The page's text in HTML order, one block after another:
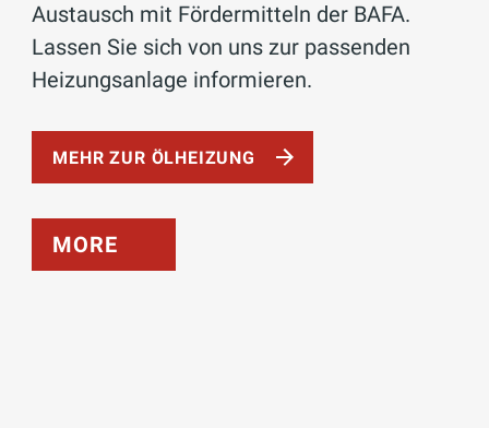
Austausch mit Fördermitteln der BAFA.
Lassen Sie sich von uns zur passenden
Heizungsanlage informieren.
MEHR ZUR ÖLHEIZUNG
MORE